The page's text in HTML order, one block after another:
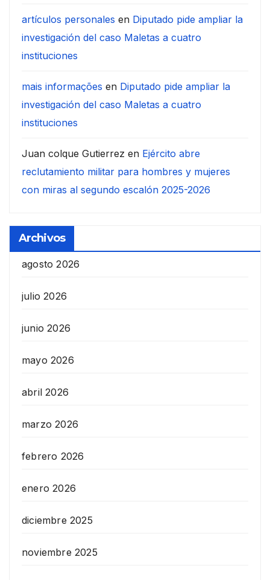
artículos personales en Diputado pide ampliar la
investigación del caso Maletas a cuatro
instituciones
mais informações en Diputado pide ampliar la
investigación del caso Maletas a cuatro
instituciones
Juan colque Gutierrez en Ejército abre
reclutamiento militar para hombres y mujeres
con miras al segundo escalón 2025-2026
Archivos
agosto 2026
julio 2026
junio 2026
mayo 2026
abril 2026
marzo 2026
febrero 2026
enero 2026
diciembre 2025
noviembre 2025